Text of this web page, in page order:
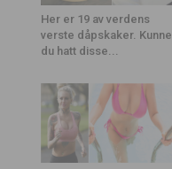
Her er 19 av verdens
verste dåpskaker. Kunne
du hatt disse...